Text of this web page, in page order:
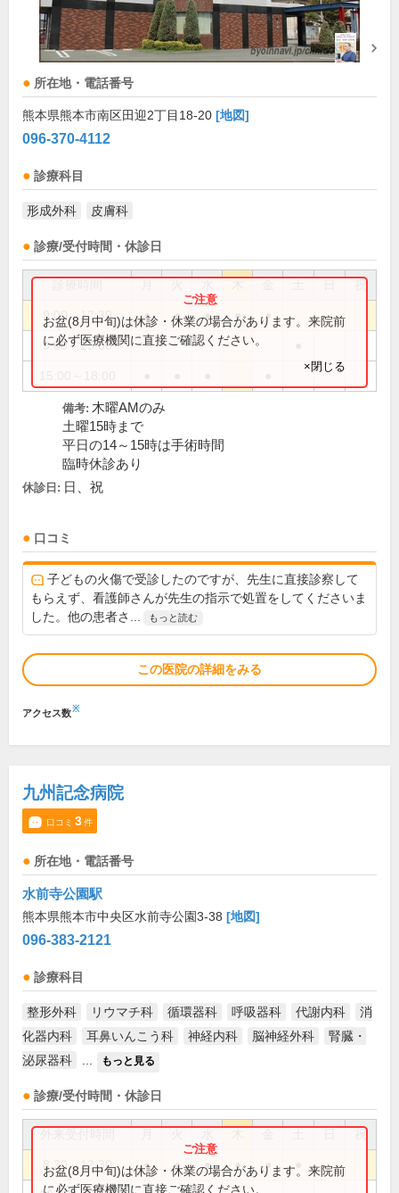
所在地・電話番号
熊本県熊本市南区田迎2丁目18-20 [地図]
096-370-4112
診療科目
形成外科 皮膚科
診療/受付時間・休診日
祝
9:00～12:30 ● ● ● ● ●
9:00～15:00
お盆(8月中旬)は休診・休業の場合があります。来院前
に必ず医療機関に直接ご確認ください。
×閉じる
備考: 木曜AMのみ
土曜15時まで
平日の14～15時は手術時間
臨時休診あり
休診日: 日、祝
口コミ
子どもの火傷で受診したのですが、先生に直接診察して
もらえず、看護師さんが先生の指示で処置をしてくださいま
した。他の患者さ...
もっと読む
この医院の詳細をみる
アクセス数※
九州記念病院
口コミ 3件
所在地・電話番号
水前寺公園駅
熊本県熊本市中央区水前寺公園3-38 [地図]
096-383-2121
診療科目
整形外科 リウマチ科 循環器科 呼吸器科 代謝内科
消
化器内科
耳鼻いんこう科 神経内科 脳神経外科
腎臓・
泌尿器科
もっと見る
診療/受付時間・休診日
祝
8:30～12:30 ● ● ● ● ●
お盆(8月中旬)は休診・休業の場合があります。来院前
に必ず医療機関に直接ご確認ください。